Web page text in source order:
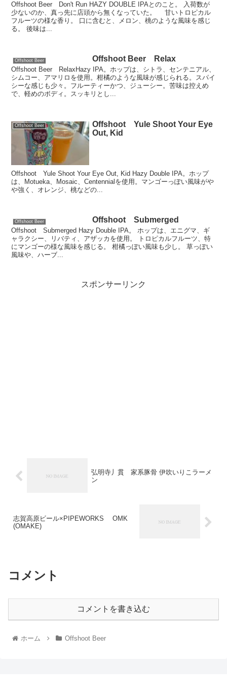
Offshoot Beer Don't Run HAZY DOUBLE IPAとのこと。 入荷数が
少ないのか、真っ先に店頭から無くなっていた。 甘いトロピカル
フルーツの様な香り。 口に含むと、メロン、桃のような風味を感じ
る。 後味は...
Offshoot Beer Offshoot Beer Relax
Offshoot Beer RelaxHazy IPA。ホップは、シトラ、センテニアル、
シムコー、アマリロを使用。柑橘のような風味が感じられる。スパイ
シーな感じも少々。フルーティーかつ、ジューシー。苦味は控えめ
で、軽めのボディ。スッキリとし...
Offshoot Beer
Offshoot Yule Shoot Your Eye
Out, Kid
Offshoot Yule Shoot Your Eye Out, Kid Hazy Double IPA。ホップ
は、Motueka、Mosaic、Centennialを使用。マンゴーっぽい風味がや
や強く、オレンジ、桃などの...
Offshoot Beer Offshoot Submerged
Offshoot Submerged Hazy Double IPA。 ホップは、エニグマ、ギ
ャラクシー、リバティ、アザッカを使用。 トロピカルフルーツ、特
にマンゴーの様な風味を感じる。 柑橘っぽい風味も少し。 草っぽい
風味や、ハーブ...
スポンサーリンク
弘明寺丿貫 家系豚骨 伊吹いりこラーメ
ン
志賀高原ビール×PIPEWORKS OMK
(OMAKE)
コメント
コメントを書き込む
ホーム Offshoot Beer